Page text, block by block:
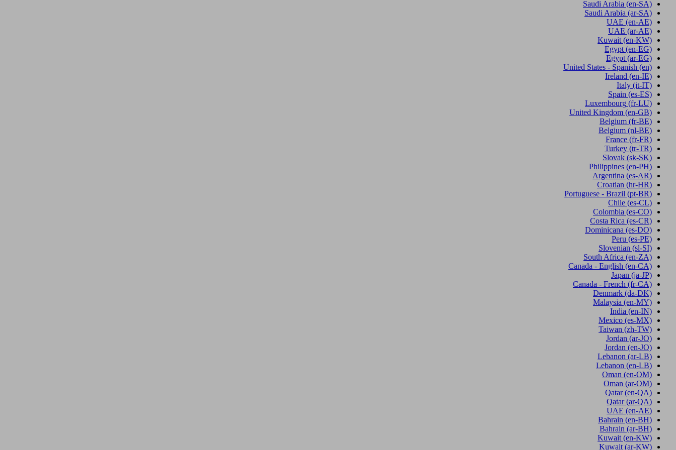
Saudi Arabia (en-SA)
Saudi Arabia (ar-SA)
UAE (en-AE)
UAE (ar-AE)
Kuwait (en-KW)
Egypt (en-EG)
Egypt (ar-EG)
United States - Spanish (en)
Ireland (en-IE)
Italy (it-IT)
Spain (es-ES)
Luxembourg (fr-LU)
United Kingdom (en-GB)
Belgium (fr-BE)
Belgium (nl-BE)
France (fr-FR)
Turkey (tr-TR)
Slovak (sk-SK)
Philippines (en-PH)
Argentina (es-AR)
Croatian (hr-HR)
Portuguese - Brazil (pt-BR)
Chile (es-CL)
Colombia (es-CO)
Costa Rica (es-CR)
Dominicana (es-DO)
Peru (es-PE)
Slovenian (sl-SI)
South Africa (en-ZA)
Canada - English (en-CA)
Japan (ja-JP)
Canada - French (fr-CA)
Denmark (da-DK)
Malaysia (en-MY)
India (en-IN)
Mexico (es-MX)
Taiwan (zh-TW)
Jordan (ar-JO)
Jordan (en-JO)
Lebanon (ar-LB)
Lebanon (en-LB)
Oman (en-OM)
Oman (ar-OM)
Qatar (en-QA)
Qatar (ar-QA)
UAE (en-AE)
Bahrain (en-BH)
Bahrain (ar-BH)
Kuwait (en-KW)
Kuwait (ar-KW)